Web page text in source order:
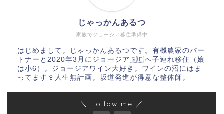
家族でジョージア移住準備中
じゃっかんあるつ
はじめまして。じゃっかんあるつです。有機農家のパー
トナーと2020年3月にジョージア🇬🇪へ子連れ移住（娘
は小6）。ジョージアワイン大好き。ワインの沼にはま
ってます🍷人生無計画。坂道発進が得意な整体師。
＼ Follow me ／